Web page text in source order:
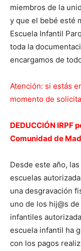
miembros de la
y que el bebé esté
Escuela Infantil
toda la
encargamos de
Atención: si estás
momento de
DEDUCCIÓN IRPF
Comunidad de
Desde este año,
escuelas
una desgravación
uno de los hij@s
infantiles
escuela infantil ha
con los pagos